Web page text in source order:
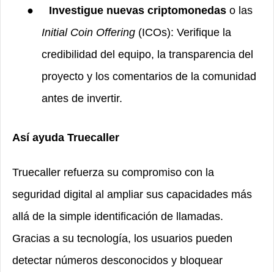
● Investigue nuevas criptomonedas o las
Initial Coin Offering (ICOs): Verifique la
credibilidad del equipo, la transparencia del
proyecto y los comentarios de la comunidad
antes de invertir.
Así ayuda Truecaller
Truecaller refuerza su compromiso con la
seguridad digital al ampliar sus capacidades más
allá de la simple identificación de llamadas.
Gracias a su tecnología, los usuarios pueden
detectar números desconocidos y bloquear